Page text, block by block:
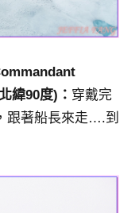
緯90度)： 穿戴完
跟著船長來走….到